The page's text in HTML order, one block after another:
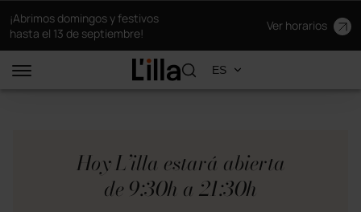
¡Abrimos domingos y festivos
hasta el 13 de septiembre!
Ver horarios
Hoy L’illa estará abierta
de 9:30h a 21:30h